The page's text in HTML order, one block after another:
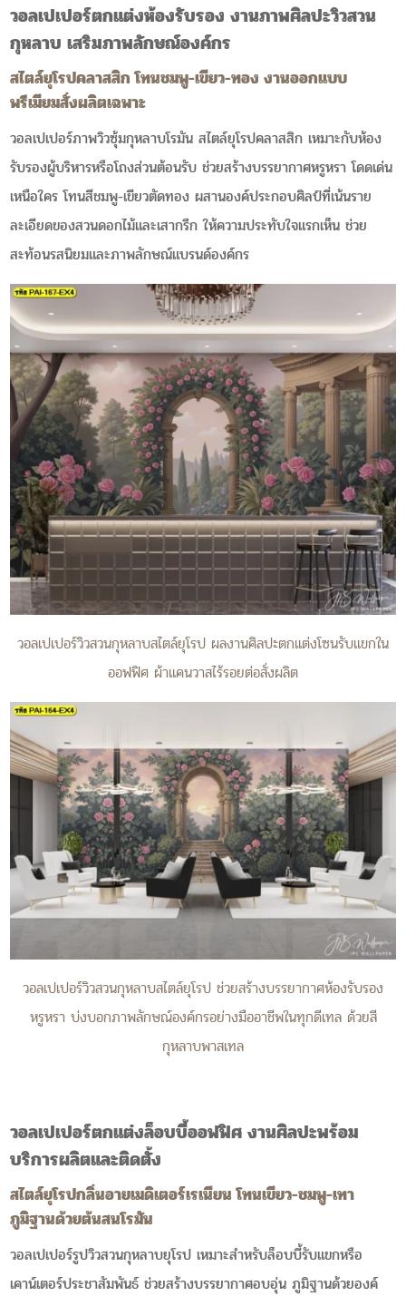
วอลเปเปอร์ตกแต่งห้องรับรอง งานภาพศิลปะวิวสวน
กุหลาบ เสริมภาพลักษณ์องค์กร
สไตล์ยุโรปคลาสสิก โทนชมพู-เขียว-ทอง งานออกแบบ
พรีเมียมสั่งผลิตเฉพาะ
วอลเปเปอร์ภาพวิวซุ้มกุหลาบโรมัน สไตล์ยุโรปคลาสสิก เหมาะกับห้อง
รับรองผู้บริหารหรือโถงส่วนต้อนรับ ช่วยสร้างบรรยากาศหรูหรา โดดเด่น
เหนือใคร โทนสีชมพู-เขียวตัดทอง ผสานองค์ประกอบศิลป์ที่เน้นราย
ละเอียดของสวนดอกไม้และเสากรีก ให้ความประทับใจแรกเห็น ช่วย
สะท้อนรสนิยมและภาพลักษณ์แบรนด์องค์กร
วอลเปเปอร์วิวสวนกุหลาบสไตล์ยุโรป ผลงานศิลปะตกแต่งโซนรับแขกใน
ออฟฟิศ ผ้าแคนวาสไร้รอยต่อสั่งผลิต
วอลเปเปอร์วิวสวนกุหลาบสไตล์ยุโรป ช่วยสร้างบรรยากาศห้องรับรอง
หรูหรา บ่งบอกภาพลักษณ์องค์กรอย่างมืออาชีพในทุกดีเทล ด้วยสี
กุหลาบพาสเทล
วอลเปเปอร์ตกแต่งล็อบบี้ออฟฟิศ งานศิลปะพร้อม
บริการผลิตและติดตั้ง
สไตล์ยุโรปกลิ่นอายเมดิเตอร์เรเนียน โทนเขียว-ชมพู-เทา
ภูมิฐานด้วยต้นสนโรมัน
วอลเปเปอร์รูปวิวสวนกุหลาบยุโรป เหมาะสำหรับล็อบบี้รับแขกหรือ
เคาน์เตอร์ประชาสัมพันธ์ ช่วยสร้างบรรยากาศอบอุ่น ภูมิฐานด้วยองค์